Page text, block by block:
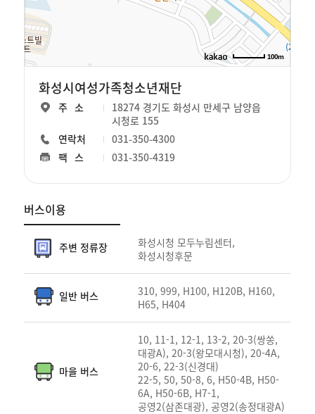
100m
화성시여성가족청소년재단
주소
18274 경기도 화성시 만세구 남양읍
시청로 155
연락처
031-350-4300
팩스
031-350-4319
버스이용
주변 정류장
화성시청 모두누림센터,
화성시청후문
일반 버스
310, 999, H100, H120B, H160,
H65, H404
마을 버스
10, 11-1, 12-1, 13-2, 20-3(쌍쏭,
대광A), 20-3(왕모대시청), 20-4A,
20-6, 22-3(신경대)
22-5, 50, 50-8, 6, H50-4B, H50-
6A, H50-6B, H7-1,
공영2(삼존대광), 공영2(송정대광A)